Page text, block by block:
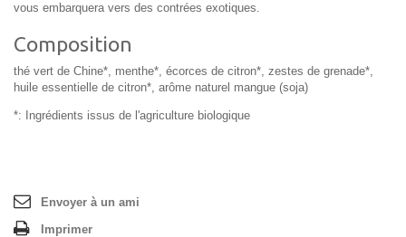
vous embarquera vers des contrées exotiques.
Composition
thé vert de Chine*, menthe*, écorces de citron*, zestes de grenade*,
huile essentielle de citron*, arôme naturel mangue (soja)
*: Ingrédients issus de l'agriculture biologique
Envoyer à un ami
Imprimer